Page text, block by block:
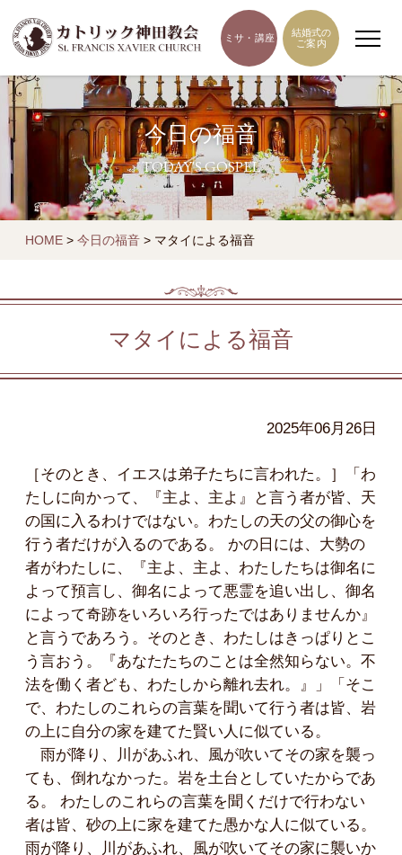
ミサ・講座
結婚式の
ご案内
今日の福音
TODAY'S GOSPEL
HOME > 今日の福音 > マタイによる福音
マタイによる福音
2025年06月26日
［そのとき、イエスは弟子たちに言われた。］「わ
たしに向かって、『主よ、主よ』と言う者が皆、天
の国に入るわけではない。わたしの天の父の御心を
行う者だけが入るのである。 かの日には、大勢の
者がわたしに、『主よ、主よ、わたしたちは御名に
よって預言し、御名によって悪霊を追い出し、御名
によって奇跡をいろいろ行ったではありませんか』
と言うであろう。そのとき、わたしはきっぱりとこ
う言おう。『あなたたちのことは全然知らない。不
法を働く者ども、わたしから離れ去れ。』」「そこ
で、わたしのこれらの言葉を聞いて行う者は皆、岩
の上に自分の家を建てた賢い人に似ている。
雨が降り、川があふれ、風が吹いてその家を襲っ
ても、倒れなかった。岩を土台としていたからであ
る。 わたしのこれらの言葉を聞くだけで行わない
者は皆、砂の上に家を建てた愚かな人に似ている。
雨が降り、川があふれ、風が吹いてその家に襲いか